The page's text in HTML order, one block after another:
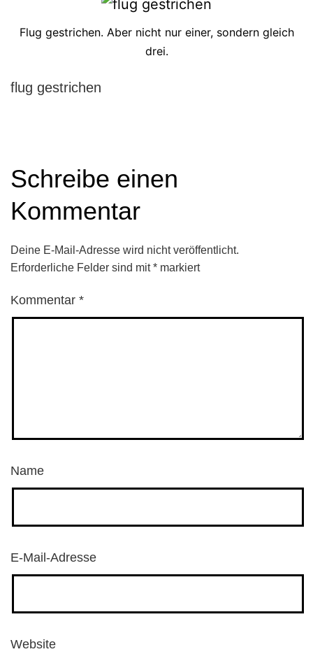
Flug gestrichen. Aber nicht nur einer, sondern gleich
drei.
flug gestrichen
Schreibe einen
Kommentar
Deine E-Mail-Adresse wird nicht veröffentlicht.
Erforderliche Felder sind mit* markiert
Kommentar *
Name
E-Mail-Adresse
Website